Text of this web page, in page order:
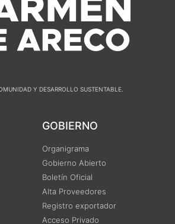
Y DESARROLLO SUSTENTABLE.
GOBIERNO
Organigrama
Gobierno Abierto
Boletín Oficial
Alta Proveedores
Registro exportador
Acceso Privado